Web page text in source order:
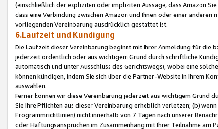
(einschließlich der expliziten oder impliziten Aussage, dass Amazon
dass eine Verbindung zwischen Amazon und Ihnen oder einer
vorliegenden Vereinbarung ausdrücklich gestattet ist.
6.Laufzeit und Kündigung
Die Laufzeit dieser Vereinbarung beginnt mit Ihrer Anmeldung für die
jederzeit ordentlich oder aus wichtigem Grund durch schriftliche
automatisch und unter Ausschluss des Gerichtswegs), wobei eine
können kündigen, indem Sie sich über die Partner-Website in Ihrem
auswählen.
Ferner können wir diese Vereinbarung jederzeit aus wichtigem Grund
Sie Ihre Pflichten aus dieser Vereinbarung erheblich verletzen; (b)
Programmrichtlinien) nicht innerhalb von 7 Tagen nach unserer
oder Haftungsansprüchen im Zusammenhang mit Ihrer Teilnahme am